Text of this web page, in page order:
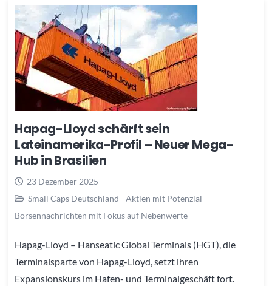
Hapag-Lloyd schärft sein
Lateinamerika-Profil – Neuer Mega-
Hub in Brasilien
23 Dezember 2025
Small Caps Deutschland - Aktien mit Potenzial
Börsennachrichten mit Fokus auf Nebenwerte
Hapag-Lloyd – Hanseatic Global Terminals (HGT), die
Terminalsparte von Hapag-Lloyd, setzt ihren
Expansionskurs im Hafen- und Terminalgeschäft fort.